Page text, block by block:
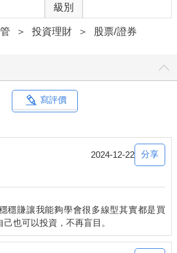
三角收斂型態（見圖表2-4），之後在5/15
一小段回測又繼續往上走（見圖表2-5）。
斂型態（見圖表2-6），5/22 便突破上緣，
上緣之上，雖然收黑但上緣有支撐，後續
斂型態（見圖表2-8），後面又再收斂了一
至6/13 收盤突破上緣，等待一段時間的整
圖表2-9）。
例子不少，例如所羅門（2359）、雷科
）、辛耘（3583）（見圖表2-14）。藉
應該能夠大致理解我眼中的飆股長相，而
級別
＞ 投資理財 ＞ 股票/證券
寫評價
2024-12-22 分享
穩賺讓我能夠學會很多線型其實都是買